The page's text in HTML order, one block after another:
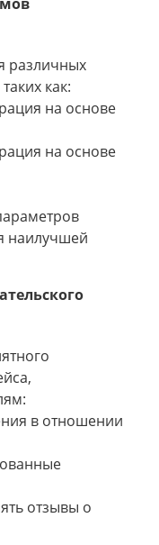
различных
как:
на основе
на основе
наилучшей
в отношении
отзывы о